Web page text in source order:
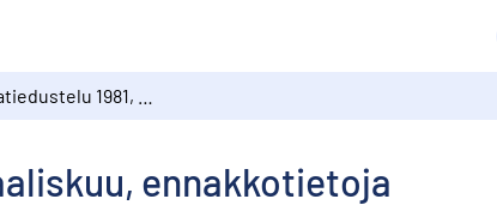
ennakkotietoja